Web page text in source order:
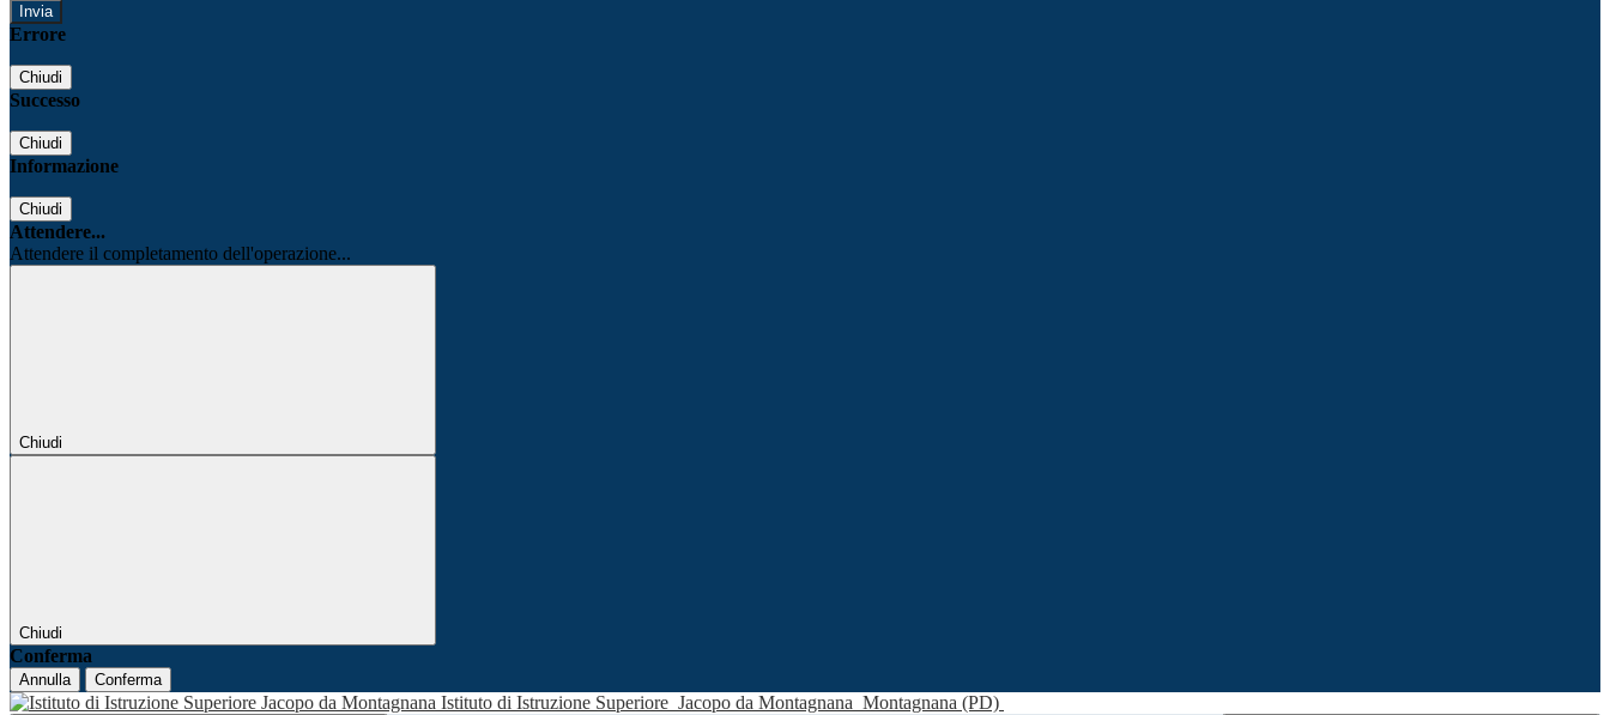
Errore
Chiudi
Successo
Chiudi
Informazione
Chiudi
Attendere...
Attendere il completamento dell'operazione...
Chiudi
Chiudi
Conferma
Annulla Conferma
Istituto di Istruzione Superiore Jacopo da Montagnana Montagnana (PD)